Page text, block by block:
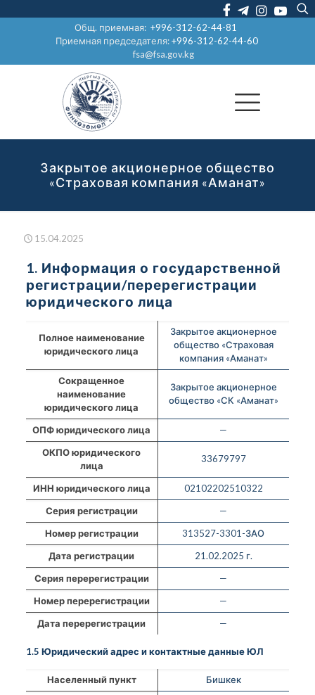
Общ. приемная:+996-312-62-44-81
Приемная председателя:+996-312-62-44-60
fsa@fsa.gov.kg
Закрытое акционерное общество
«Страховая компания «Аманат»
15.04.2025
1. Информация о государственной
регистрации/перерегистрации
юридического лица
Полное наименование
юридического лица
Закрытое акционерное
общество «Страховая
компания «Аманат»
Сокращенное
наименование
юридического лица
Закрытое акционерное
общество «СК «Аманат»
ОПФ юридического лица
—
ОКПО юридического
лица
33679797
ИНН юридического лица
02102202510322
Серия регистрации
—
Номер регистрации
313527-3301-ЗАО
Дата регистрации
21.02.2025 г.
Серия перерегистрации
—
Номер перерегистрации
—
Дата перерегистрации
—
1.5 Юридический адрес и контактные данные ЮЛ
Населенный пункт
Бишкек